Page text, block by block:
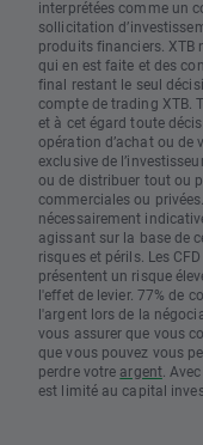
interprétées comme un
sollicitation
produits financiers. XTB
qui en est faite et des
final restant le seul
compte de trading XTB.
et à cet égard toute
opération d’achat ou de
exclusive de
ou de distribuer tout ou
commerciales ou
nécessairement
agissant sur la base de
risques et périls. Les
présentent un risque
l'effet de levier. 77% de
l'argent lors de la
vous assurer que vous
que vous pouvez vous
perdre votre argent.
est limité au capital